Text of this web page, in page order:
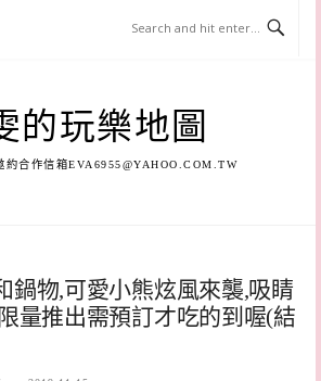
的玩樂地圖
約合作信箱EVA6955@YAHOO.COM.TW
鍋物,可愛小熊炫風來襲,吸睛
量推出需預訂才吃的到喔(結